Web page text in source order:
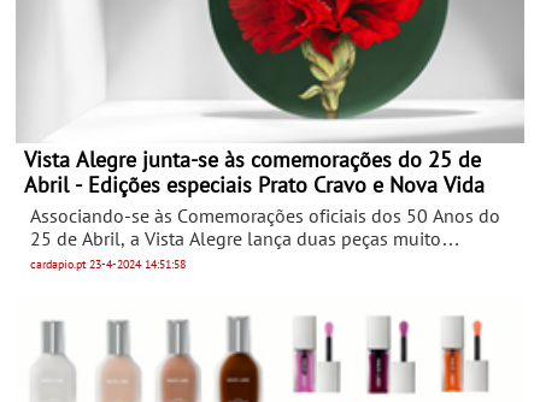
Vista Alegre junta-se às comemorações do 25 de
Abril - Edições especiais Prato Cravo e Nova Vida
Associando-se às Comemorações oficiais dos 50 Anos do
25 de Abril, a Vista Alegre lança duas peças muito
especiais, totalmente pintadas à mão pela Manufatura da
Vida, da artista Bela Silva, uma Edição Especial não
numerada, limitada a 200 exemplares.
cardapio.pt23-4-202414:51:58